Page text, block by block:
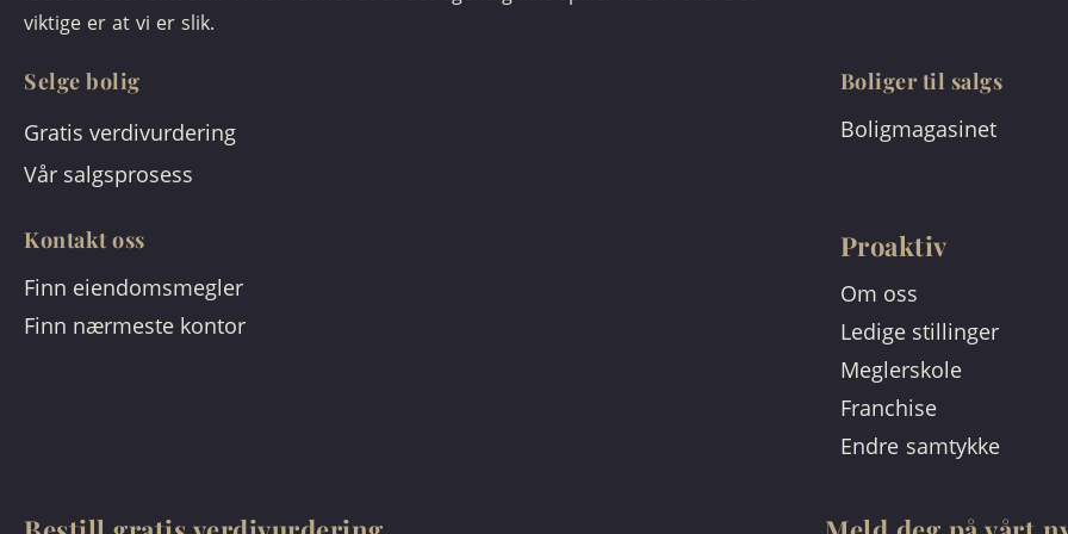
viktige er at vi er slik.
Selge bolig
Gratis verdivurdering
Vår salgsprosess
Boliger til salgs
Boligmagasinet
Kontakt oss
Finn eiendomsmegler
Finn nærmeste kontor
Proaktiv
Om oss
Ledige stillinger
Meglerskole
Franchise
Endre samtykke